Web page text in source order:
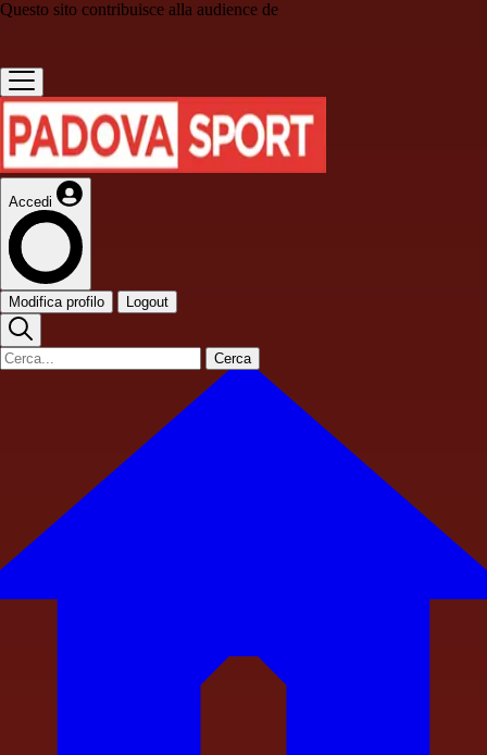
Questo sito contribuisce alla audience de
Accedi
Modifica profilo Logout
Cerca